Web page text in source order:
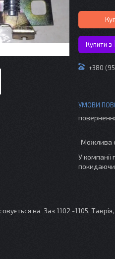
Купити з
+380
У
покидаючи
на Заз 1102 -1105,